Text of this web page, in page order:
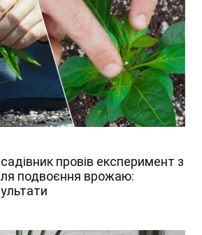
провів експеримент з
подвоєння врожаю: